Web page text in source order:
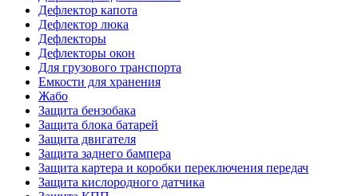
Дефлектор капота
Дефлектор люка
Дефлекторы
Дефлекторы окон
Для грузового транспорта
Емкости для хранения
Жабо
Защита бензобака
Защита блока батарей
Защита двигателя
Защита заднего бампера
Защита картера и коробки переключения передач
Защита кислородного датчика